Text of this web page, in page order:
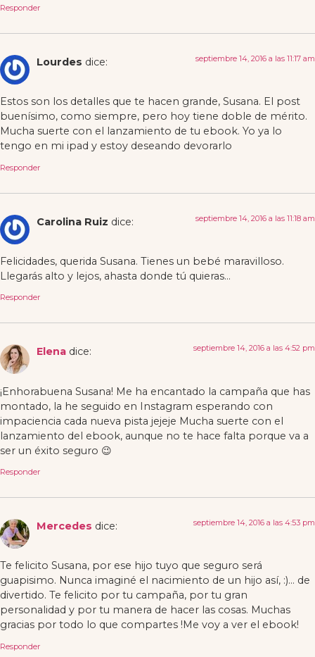
Responder
Lourdes dice: septiembre 14, 2016 a las 11:17 am
Estos son los detalles que te hacen grande, Susana. El post
buenísimo, como siempre, pero hoy tiene doble de mérito.
Mucha suerte con el lanzamiento de tu ebook. Yo ya lo
tengo en mi ipad y estoy deseando devorarlo
Responder
Carolina Ruiz dice: septiembre 14, 2016 a las 11:18 am
Felicidades, querida Susana. Tienes un bebé maravilloso.
Llegarás alto y lejos, ahasta donde tú quieras…
Responder
Elena dice: septiembre 14, 2016 a las 4:52 pm
¡Enhorabuena Susana! Me ha encantado la campaña que has
montado, la he seguido en Instagram esperando con
impaciencia cada nueva pista jejeje Mucha suerte con el
lanzamiento del ebook, aunque no te hace falta porque va a
ser un éxito seguro 😉
Responder
Mercedes dice: septiembre 14, 2016 a las 4:53 pm
Te felicito Susana, por ese hijo tuyo que seguro será
guapisimo. Nunca imaginé el nacimiento de un hijo así, :)… de
divertido. Te felicito por tu campaña, por tu gran
personalidad y por tu manera de hacer las cosas. Muchas
gracias por todo lo que compartes !Me voy a ver el ebook!
Responder